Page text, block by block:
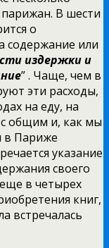
В шести
о
содержание или
издержки и
” . Чаще, чем в
эти расходы,
на еду, на
с общим и, как мы
в Париже
указание
своего
еще в четырех
книг,
встречалась